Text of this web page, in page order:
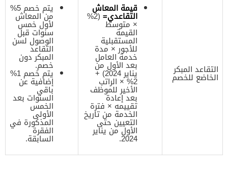
التقاعد المبكر
الخاضع للخصم
قيمة المعاش
التقاعدي= (2%
× متوسط
القيمة
المستقبلية
للأجور × مدة
خدمة العامل
بعد الأول من
يناير 2024) +
2% × الراتب
الأخير للموظف
بعد إعادة
تقييمه × فترة
الخدمة من تاريخ
التعيين حتى
الأول من يناير
2024.
يتم خصم 5%
من المعاش
لأول خمس
سنوات قبل
الوصول لسن
التقاعد
المبكر دون
خصم.
يتم خصم 1%
إضافية عن
باقي
السنوات بعد
الخمس
الأولى
المذكورة في
الفقرة
السابقة.